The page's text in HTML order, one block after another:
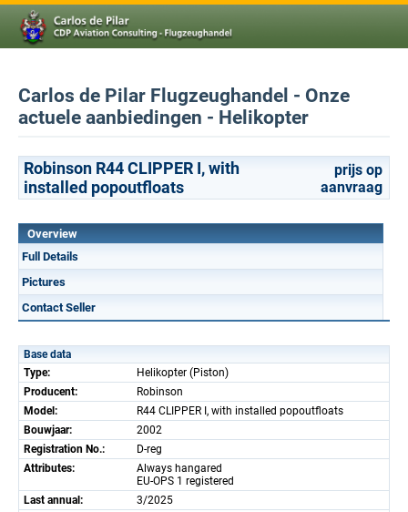
Carlos de Pilar Flugzeughandel - Onze
actuele aanbiedingen - Helikopter
Robinson R44 CLIPPER I, with
installed popoutfloats
prijs op
aanvraag
Overview
Full Details
Pictures
Contact Seller
Base data
Type:
Helikopter (Piston)
Producent:
Robinson
Model:
R44 CLIPPER I, with installed popoutfloats
Bouwjaar:
2002
Registration No.:
D-reg
Attributes:
Always hangared
EU-OPS 1 registered
Last annual:
3/2025